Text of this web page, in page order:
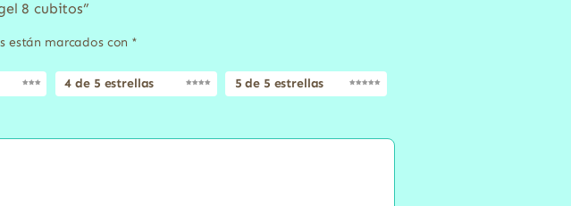
8 cubitos”
están marcados con *
4 de 5 estrellas 5 de 5 estrellas